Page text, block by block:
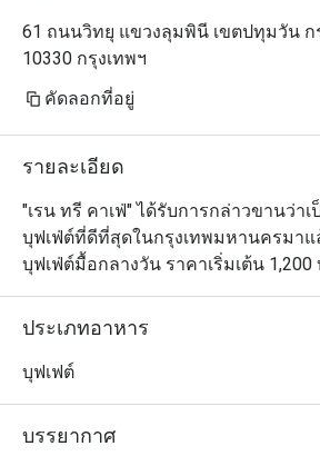
61 ถนนวิทยุ แขวงลุมพินี เขตปทุมวัน ก
10330 กรุงเทพฯ
คัดลอกที่อยู่
รายละเอียด
"เรน ทรี คาเฟ่" ได้รับการกล่าวขานว่า
บุฟเฟ่ต์ที่ดีที่สุดในกรุงเทพมหานครมาแ
บุฟเฟ่ต์มื้อกลางวัน ราคาเริ่มเต้น
ค่ำ 1,600 บาท และการกลับมาในครั้ง
ประทับใจยิ่งกว่าเดิม
นอกเหนือจากความสวยงาม บรรยากาศ
ประเภทอาหาร
บุฟเฟต์
บรรยากาศ